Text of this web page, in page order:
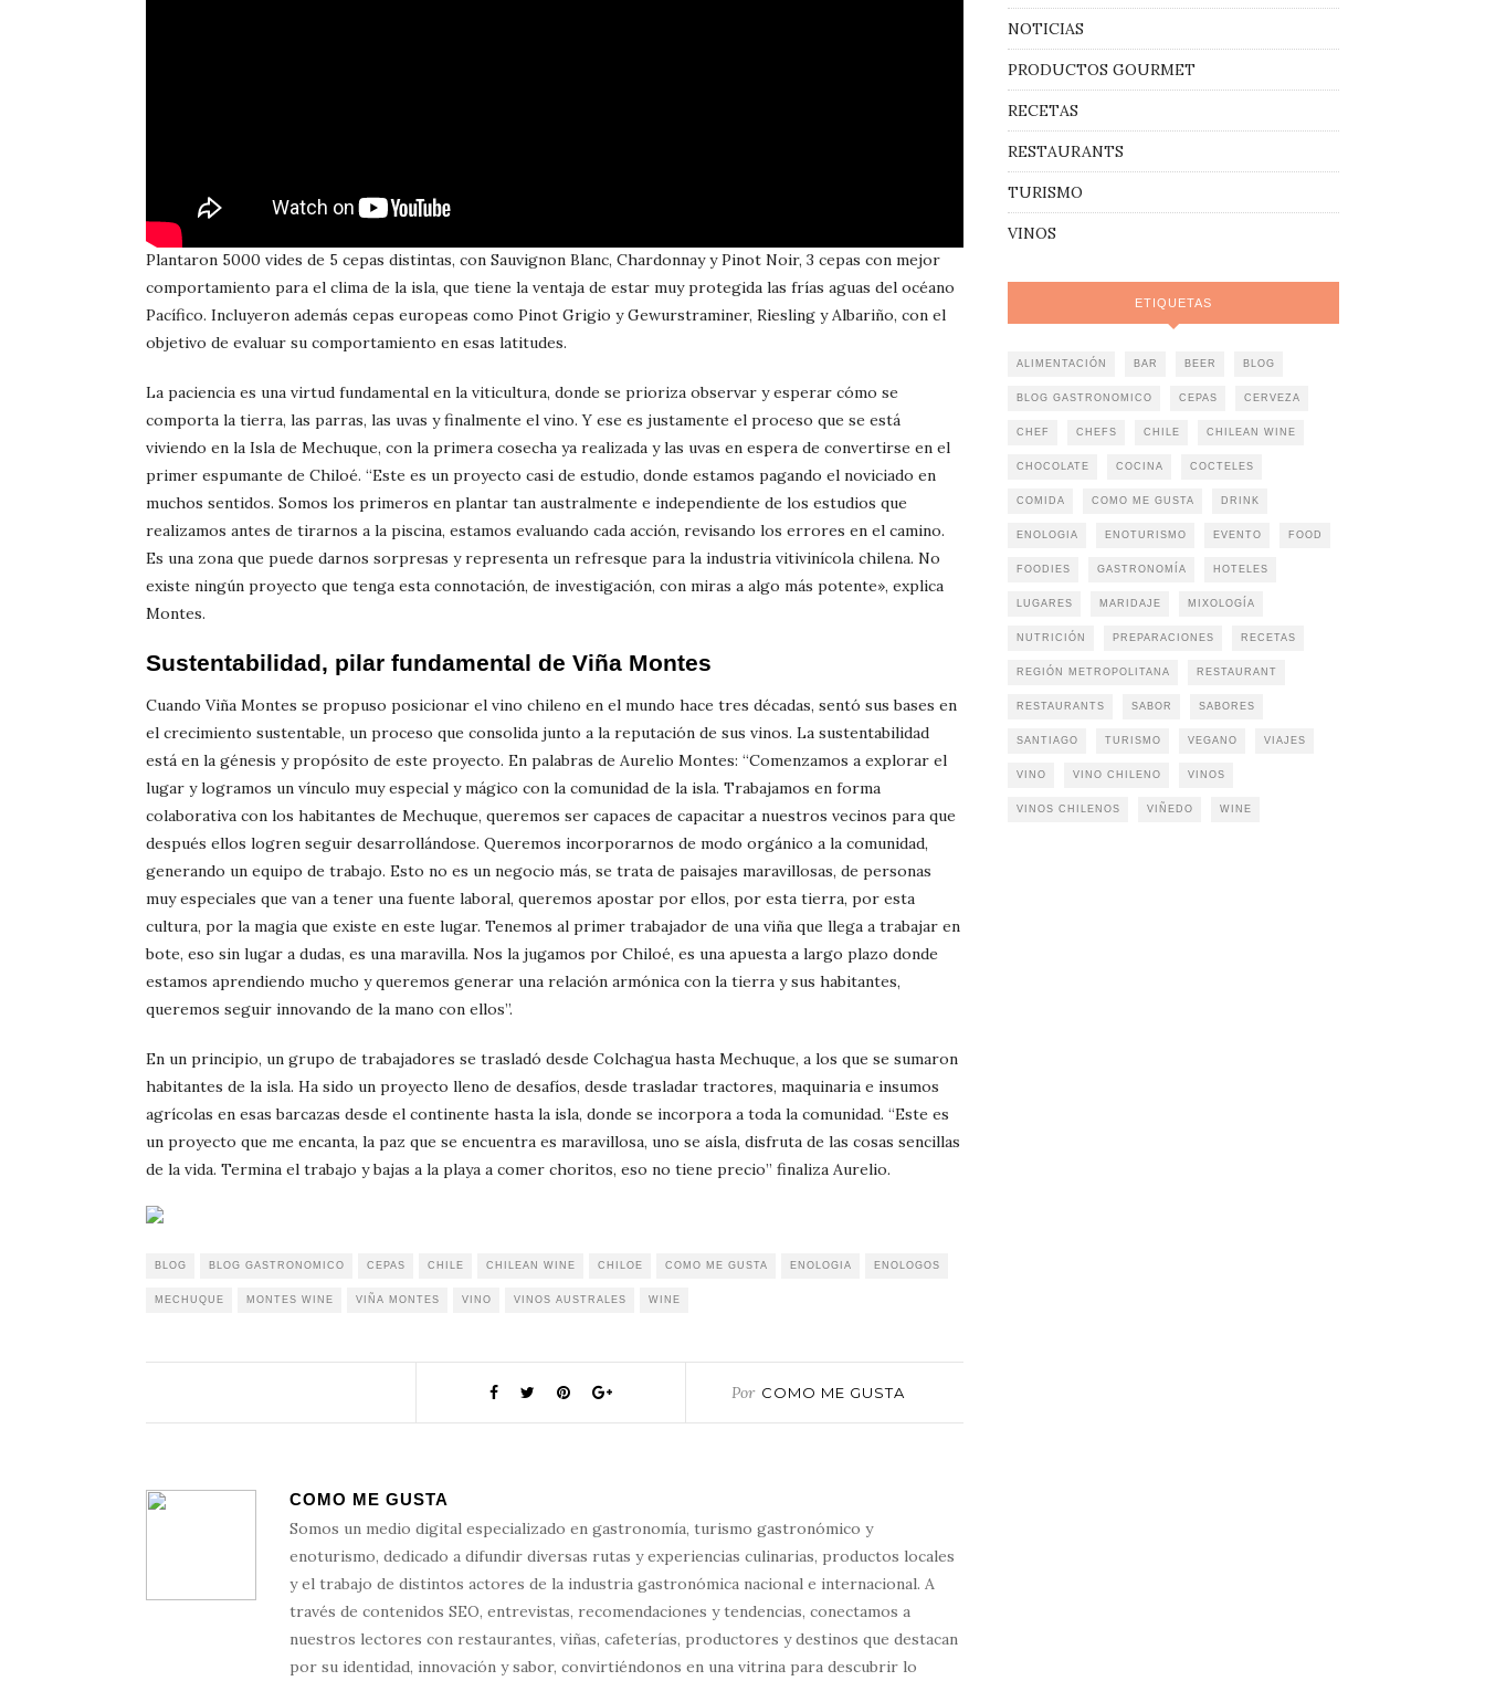
Plantaron 5000 vides de 5 cepas distintas, con Sauvignon Blanc, Chardonnay y Pinot Noir, 3 cepas con mejor
comportamiento para el clima de la isla, que tiene la ventaja de estar muy protegida las frías aguas del océano
Pacífico. Incluyeron además cepas europeas como Pinot Grigio y Gewurstraminer, Riesling y Albariño, con el
objetivo de evaluar su comportamiento en esas latitudes.
La paciencia es una virtud fundamental en la viticultura, donde se prioriza observar y esperar cómo se
comporta la tierra, las parras, las uvas y finalmente el vino. Y ese es justamente el proceso que se está
viviendo en la Isla de Mechuque, con la primera cosecha ya realizada y las uvas en espera de convertirse en el
primer espumante de Chiloé. “Este es un proyecto casi de estudio, donde estamos pagando el noviciado en
muchos sentidos. Somos los primeros en plantar tan australmente e independiente de los estudios que
realizamos antes de tirarnos a la piscina, estamos evaluando cada acción, revisando los errores en el camino.
Es una zona que puede darnos sorpresas y representa un refresque para la industria vitivinícola chilena. No
existe ningún proyecto que tenga esta connotación, de investigación, con miras a algo más potente», explica
Montes.
Sustentabilidad, pilar fundamental de Viña Montes
Cuando Viña Montes se propuso posicionar el vino chileno en el mundo hace tres décadas, sentó sus bases en
el crecimiento sustentable, un proceso que consolida junto a la reputación de sus vinos. La sustentabilidad
está en la génesis y propósito de este proyecto. En palabras de Aurelio Montes: “Comenzamos a explorar el
lugar y logramos un vínculo muy especial y mágico con la comunidad de la isla. Trabajamos en forma
colaborativa con los habitantes de Mechuque, queremos ser capaces de capacitar a nuestros vecinos para que
después ellos logren seguir desarrollándose. Queremos incorporarnos de modo orgánico a la comunidad,
generando un equipo de trabajo. Esto no es un negocio más, se trata de paisajes maravillosas, de personas
muy especiales que van a tener una fuente laboral, queremos apostar por ellos, por esta tierra, por esta
cultura, por la magia que existe en este lugar. Tenemos al primer trabajador de una viña que llega a trabajar en
bote, eso sin lugar a dudas, es una maravilla. Nos la jugamos por Chiloé, es una apuesta a largo plazo donde
estamos aprendiendo mucho y queremos generar una relación armónica con la tierra y sus habitantes,
queremos seguir innovando de la mano con ellos”.
En un principio, un grupo de trabajadores se trasladó desde Colchagua hasta Mechuque, a los que se sumaron
habitantes de la isla. Ha sido un proyecto lleno de desafíos, desde trasladar tractores, maquinaria e insumos
agrícolas en esas barcazas desde el continente hasta la isla, donde se incorpora a toda la comunidad. “Este es
un proyecto que me encanta, la paz que se encuentra es maravillosa, uno se aísla, disfruta de las cosas sencillas
de la vida. Termina el trabajo y bajas a la playa a comer choritos, eso no tiene precio” finaliza Aurelio.
BLOG BLOG GASTRONOMICO CEPAS CHILE CHILEAN WINE CHILOE COMO ME GUSTA ENOLOGIA ENOLOGOS
MECHUQUE MONTES WINE VIÑA MONTES VINO VINOS AUSTRALES WINE
Por COMO ME GUSTA
COMO ME GUSTA
Somos un medio digital especializado en gastronomía, turismo gastronómico y
enoturismo, dedicado a difundir diversas rutas y experiencias culinarias, productos locales
y el trabajo de distintos actores de la industria gastronómica nacional e internacional. A
través de contenidos SEO, entrevistas, recomendaciones y tendencias, conectamos a
nuestros lectores con restaurantes, viñas, cafeterías, productores y destinos que destacan
por su identidad, innovación y sabor, convirtiéndonos en una vitrina para descubrir lo
NOTICIAS
PRODUCTOS GOURMET
RECETAS
RESTAURANTS
TURISMO
VINOS
ETIQUETAS
ALIMENTACIÓN BAR BEER BLOG
BLOG GASTRONOMICO CEPAS CERVEZA
CHEF CHEFS CHILE CHILEAN WINE
CHOCOLATE COCINA COCTELES
COMIDA COMO ME GUSTA DRINK
ENOLOGIA ENOTURISMO EVENTO FOOD
FOODIES GASTRONOMÍA HOTELES
LUGARES MARIDAJE MIXOLOGÍA
NUTRICIÓN PREPARACIONES RECETAS
REGIÓN METROPOLITANA RESTAURANT
RESTAURANTS SABOR SABORES
SANTIAGO TURISMO VEGANO VIAJES
VINO VINO CHILENO VINOS
VINOS CHILENOS VIÑEDO WINE